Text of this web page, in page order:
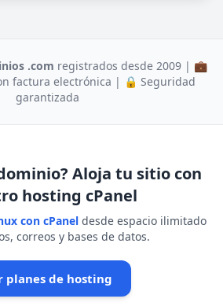
.com registrados desde 2009 | 💼
factura electrónica | 🔒 Seguridad
garantizada
Aloja tu sitio con
hosting cPanel
con cPaneldesde espacio ilimitado
correos y bases de datos.
planes de hosting